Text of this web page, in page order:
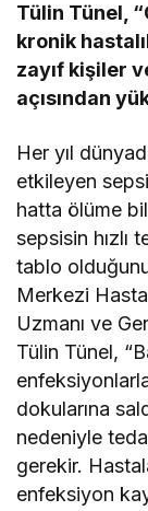
Tülin Tünel,
kronik
zayıf kişiler
açısından
Her yıl
etkileyen
hatta ölüme
sepsisin hızlı
tablo
Merkezi
Uzmanı ve
Tülin Tünel,
dokularına
nedeniyle
gerekir.
enfeksiyon